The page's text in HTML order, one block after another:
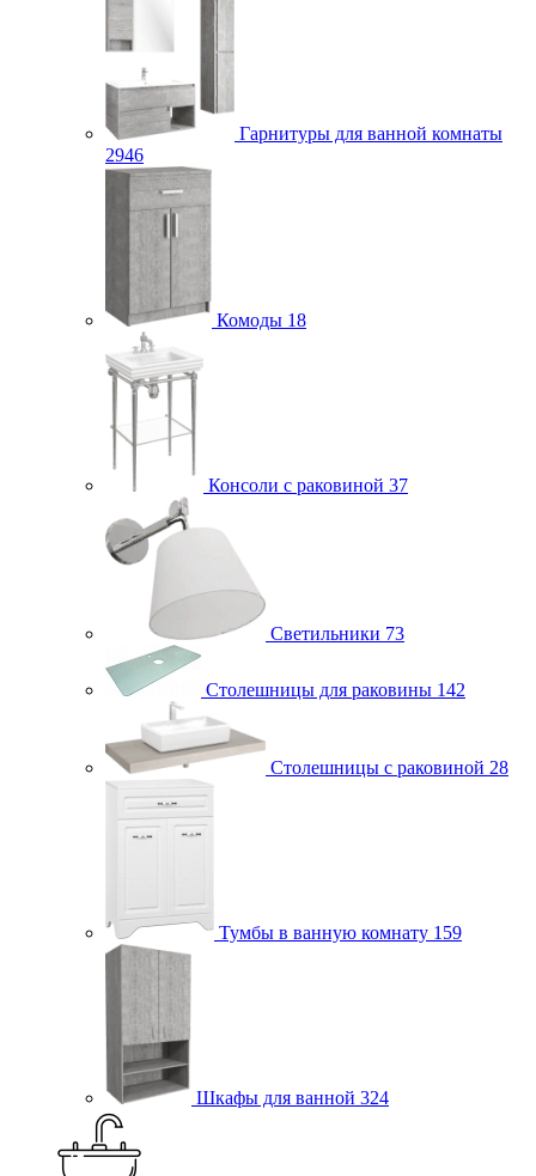
Гарнитуры для ванной комнаты
2946
Комоды 18
Консоли с раковиной 37
Светильники 73
Столешницы для раковины 142
Столешницы с раковиной 28
Тумбы в ванную комнату 159
Шкафы для ванной 324